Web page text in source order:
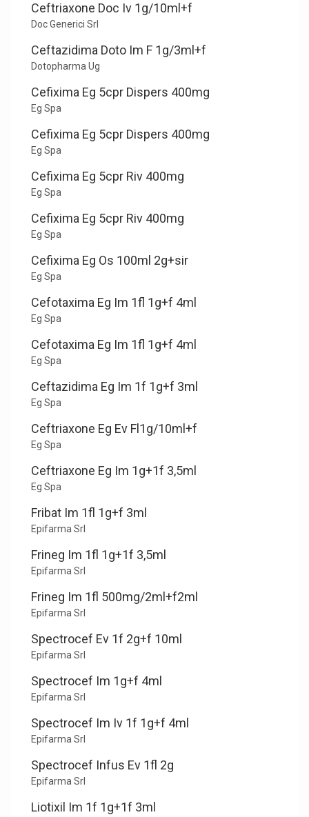
Ceftriaxone Doc Iv 1g/10ml+f
Doc Generici Srl
Ceftazidima Doto Im F 1g/3ml+f
Dotopharma Ug
Cefixima Eg 5cpr Dispers 400mg
Eg Spa
Cefixima Eg 5cpr Dispers 400mg
Eg Spa
Cefixima Eg 5cpr Riv 400mg
Eg Spa
Cefixima Eg 5cpr Riv 400mg
Eg Spa
Cefixima Eg Os 100ml 2g+sir
Eg Spa
Cefotaxima Eg Im 1fl 1g+f 4ml
Eg Spa
Cefotaxima Eg Im 1fl 1g+f 4ml
Eg Spa
Ceftazidima Eg Im 1f 1g+f 3ml
Eg Spa
Ceftriaxone Eg Ev Fl1g/10ml+f
Eg Spa
Ceftriaxone Eg Im 1g+1f 3,5ml
Eg Spa
Fribat Im 1fl 1g+f 3ml
Epifarma Srl
Frineg Im 1fl 1g+1f 3,5ml
Epifarma Srl
Frineg Im 1fl 500mg/2ml+f2ml
Epifarma Srl
Spectrocef Ev 1f 2g+f 10ml
Epifarma Srl
Spectrocef Im 1g+f 4ml
Epifarma Srl
Spectrocef Im Iv 1f 1g+f 4ml
Epifarma Srl
Spectrocef Infus Ev 1fl 2g
Epifarma Srl
Liotixil Im 1f 1g+1f 3ml